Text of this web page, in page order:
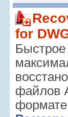
for
Быстрое
файлов